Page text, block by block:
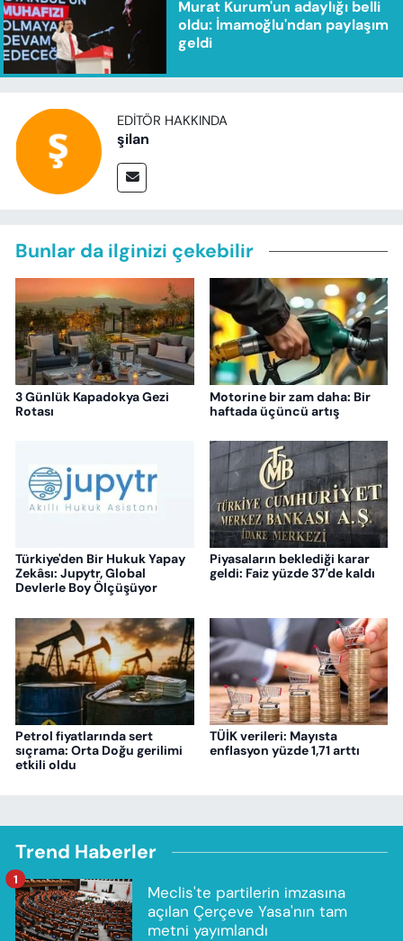
Murat Kurum'un adaylığı belli
oldu: İmamoğlu'ndan paylaşım
geldi
EDITÖR HAKKINDA
şilan
Bunlar da ilginizi çekebilir
3 Günlük Kapadokya Gezi
Rotası
Motorine bir zam daha: Bir
haftada üçüncü artış
Türkiye'den Bir Hukuk Yapay
Zekâsı: Jupytr, Global
Devlerle Boy Ölçüşüyor
Piyasaların beklediği karar
geldi: Faiz yüzde 37'de kaldı
Petrol fiyatlarında sert
sıçrama: Orta Doğu gerilimi
etkili oldu
TÜİK verileri: Mayısta
enflasyon yüzde 1,71 arttı
Trend Haberler
Meclis'te partilerin imzasına
açılan Çerçeve Yasa'nın tam
metni yayımlandı
1